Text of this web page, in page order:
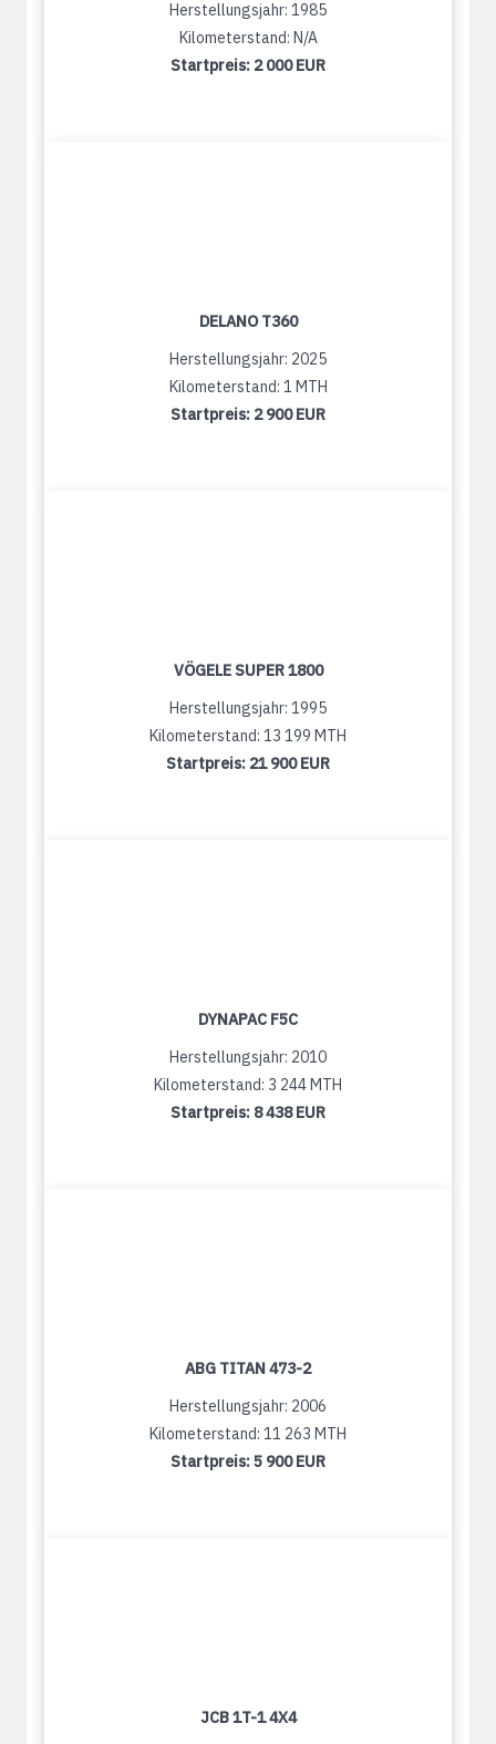
Herstellungsjahr: 1985
Kilometerstand: N/A
Startpreis: 2 000 EUR
DELANO T360
Herstellungsjahr: 2025
Kilometerstand: 1 MTH
Startpreis: 2 900 EUR
VÖGELE SUPER 1800
Herstellungsjahr: 1995
Kilometerstand: 13 199 MTH
Startpreis: 21 900 EUR
DYNAPAC F5C
Herstellungsjahr: 2010
Kilometerstand: 3 244 MTH
Startpreis: 8 438 EUR
ABG TITAN 473-2
Herstellungsjahr: 2006
Kilometerstand: 11 263 MTH
Startpreis:5 900 EUR
JCB 1T-1 4X4